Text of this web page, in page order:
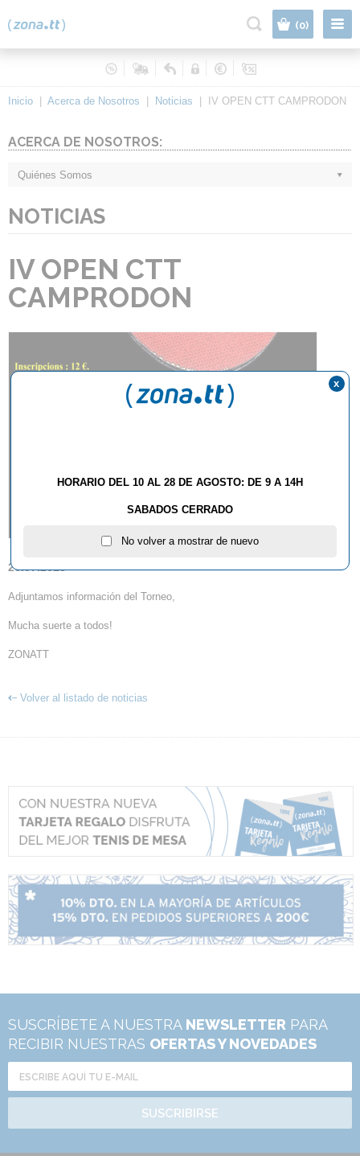
(0)
Inicio Acerca de Nosotros Noticias IV OPEN CTT CAMPRODON
ACERCA DE NOSOTROS:
Quiénes Somos
NOTICIAS
IV OPEN CTT
CAMPRODON
26.07.2013
Adjuntamos información del Torneo,
Mucha suerte a todos!
ZONATT
Volver al listado de noticias
SUSCRÍBETE A NUESTRA NEWSLETTER PARA
RECIBIR NUESTRAS OFERTAS Y NOVEDADES
SUSCRIBIRSE
HORARIO DEL 10 AL 28 DE AGOSTO: DE 9 A 14H
SABADOS CERRADO
No volver a mostrar de nuevo
x